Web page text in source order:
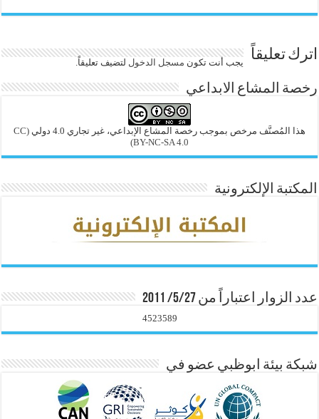
اترك تعليقاً يجب أنت تكون مسجل الدخول لتضيف تعليقاً.
رخصة المشاع الابداعي
هذا المُصنَّف مرخص بموجب رخصة المشاع الإبداعي، غير تجاري 4.0 دولي
(CC
BY-NC-SA 4.0)
المكتبة الإلكترونية
عدد الزوار اعتباراً من 5/27/ 2011
4523589
شبكة بيئة ابوظبي عضو في